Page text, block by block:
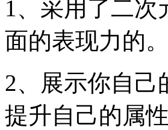
1、采用了二
面的表现力的。
2、展示你自己
提升自己的属性